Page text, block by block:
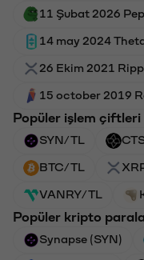
11 Şubat 2026
14 may 2024
26 Ekim 2021
15 october 2019
Popüler işlem çiftleri
SYN/TL
BTC/TL
VANRY/TL
Popüler kripto
Synapse (SYN)